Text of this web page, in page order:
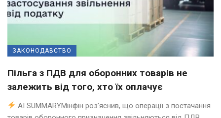
ЗАКОНОДАВСТВО
Пільга з ПДВ для оборонних товарів не
залежить від того, хто їх оплачує
AI SUMMARYМінфін роз’яснив, що операції з постачання